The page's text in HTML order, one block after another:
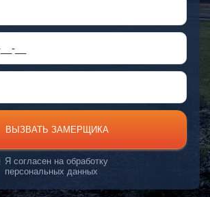
ВЫЗВАТЬ ЗАМЕРЩИКА
Я согласен наобработку
персональных данных